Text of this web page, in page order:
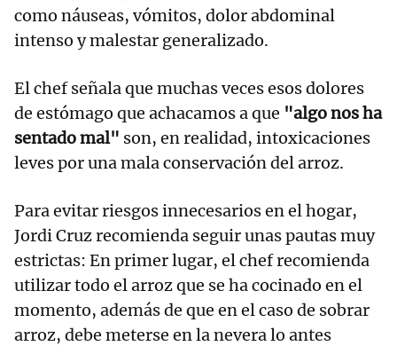
como náuseas, vómitos, dolor abdominal
intenso y malestar generalizado.
El chef señala que muchas veces esos dolores
de estómago que achacamos a que "algo nos ha
sentado mal" son, en realidad, intoxicaciones
leves por una mala conservación del arroz.
Para evitar riesgos innecesarios en el hogar,
Jordi Cruz recomienda seguir unas pautas muy
estrictas: En primer lugar, el chef recomienda
utilizar todo el arroz que se ha cocinado en el
momento, además de que en el caso de sobrar
arroz, debe meterse en la nevera lo antes